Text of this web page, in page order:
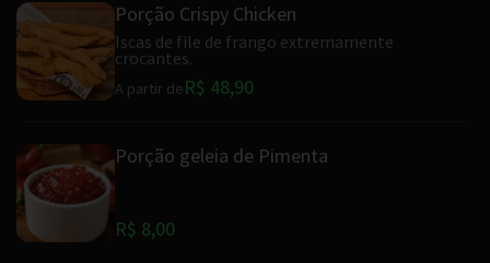
Porção Crispy Chicken
Iscas de file de frango extremamente
crocantes.
A partir deR$ 48,90
Porção geleia de Pimenta
R$ 8,00